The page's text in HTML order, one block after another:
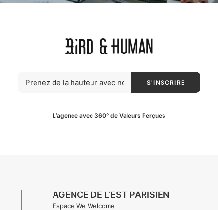
L’agence avec 360° de Valeurs Perçues
AGENCE DE L’EST PARISIEN
Espace We Welcome